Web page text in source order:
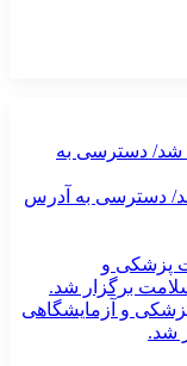
دسترسی به آدرس
و آزمایشگاهی
شد.